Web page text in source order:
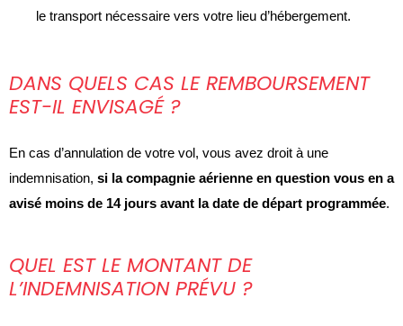
le transport nécessaire vers votre lieu d’hébergement.
DANS QUELS CAS LE REMBOURSEMENT
EST-IL ENVISAGÉ ?
En cas d’annulation de votre vol, vous avez droit à une
indemnisation, si la compagnie aérienne en question vous en a
avisé moins de 14 jours avant la date de départ programmée.
QUEL EST LE MONTANT DE
L’INDEMNISATION PRÉVU ?